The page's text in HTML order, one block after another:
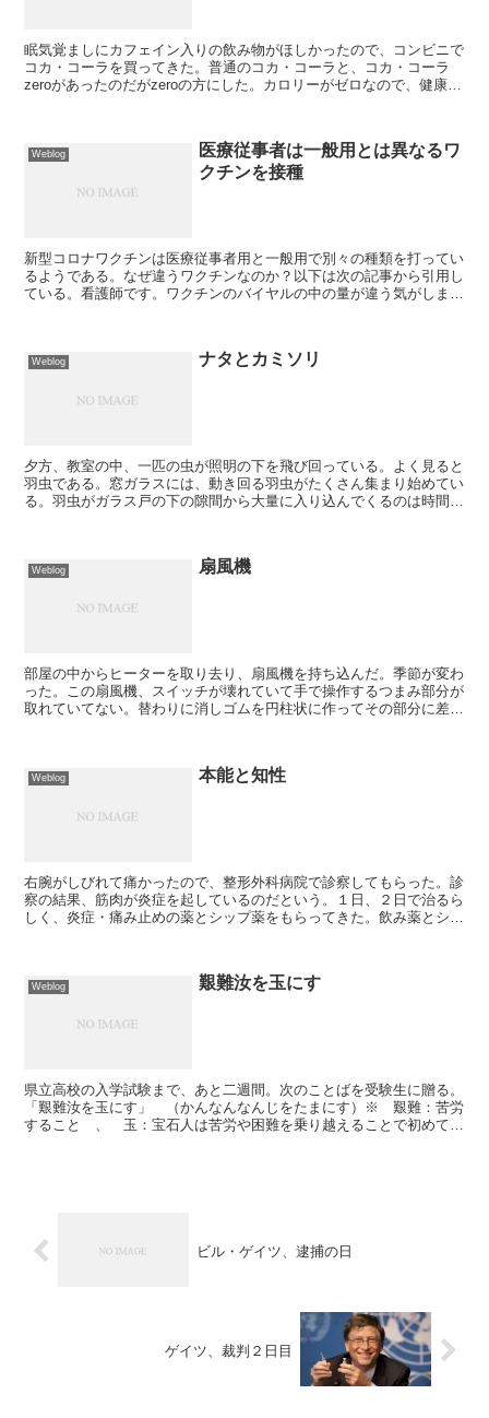
眠気覚ましにカフェイン入りの飲み物がほしかったので、コンビニで
コカ・コーラを買ってきた。普通のコカ・コーラと、コカ・コーラ
zeroがあったのだがzeroの方にした。カロリーがゼロなので、健康的
Weblog
医療従事者は一般用とは異なるワ
クチンを接種
新型コロナワクチンは医療従事者用と一般用で別々の種類を打ってい
るようである。なぜ違うワクチンなのか？以下は次の記事から引用し
ている。看護師です。ワクチンのバイヤルの中の量が違う気がしま
Weblog ナタとカミソリ
夕方、教室の中、一匹の虫が照明の下を飛び回っている。よく見ると
羽虫である。窓ガラスには、動き回る羽虫がたくさん集まり始めてい
る。羽虫がガラス戸の下の隙間から大量に入り込んでくるのは時間の
Weblog 扇風機
部屋の中からヒーターを取り去り、扇風機を持ち込んだ。季節が変わ
った。この扇風機、スイッチが壊れていて手で操作するつまみ部分が
取れていてない。替わりに消しゴムを円柱状に作ってその部分に差し
Weblog 本能と知性
右腕がしびれて痛かったので、整形外科病院で診察してもらった。診
察の結果、筋肉が炎症を起しているのだという。１日、２日で治るら
しく、炎症・痛み止めの薬とシップ薬をもらってきた。飲み薬とシッ
Weblog 艱難汝を玉にす
県立高校の入学試験まで、あと二週間。次のことばを受験生に贈る。
「艱難汝を玉にす」 （かんなんなんじをたまにす）※ 艱難：苦労
すること 、 玉：宝石人は苦労や困難を乗り越えることで初めてり
ビル・ゲイツ、逮捕の日
ゲイツ、裁判２日目